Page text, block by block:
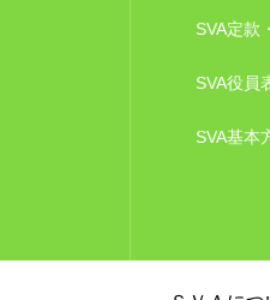
SVA定款
SVA役員
SVA基本